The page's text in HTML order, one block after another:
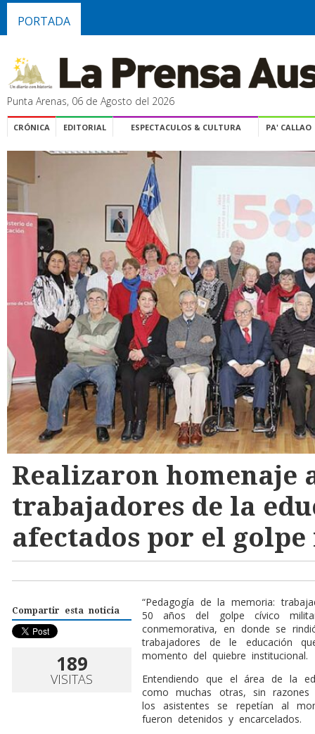
PORTADA
Punta Arenas, 06 de Agosto del 2026
CRÓNICA EDITORIAL ESPECTACULOS & CULTURA PA' CALLAO
Realizaron homenaje
trabajadores de la
afectados por el
Compartir esta noticia
189
VISITAS
“Pedagogía de la memoria:
50 años del golpe cívico
conmemorativa, en donde se
trabajadores de le educación
momento del quiebre institucional.
Entendiendo que el área de la
como muchas otras, sin
los asistentes se repetían al
fueron detenidos y encarcelados.